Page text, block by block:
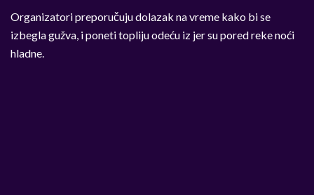
Organizatori preporučuju dolazak na vreme kako bi se
izbegla gužva, i poneti topliju odeću iz jer su pored reke noći
hladne.